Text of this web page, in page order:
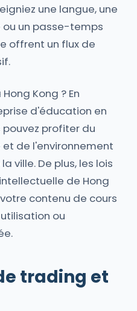
une langue, une
un passe-temps
offrent un flux de
Kong ? En
d'éducation en
pouvez profiter du
de l'environnement
ville. De plus, les lois
de Hong
contenu de cours
ou
trading et